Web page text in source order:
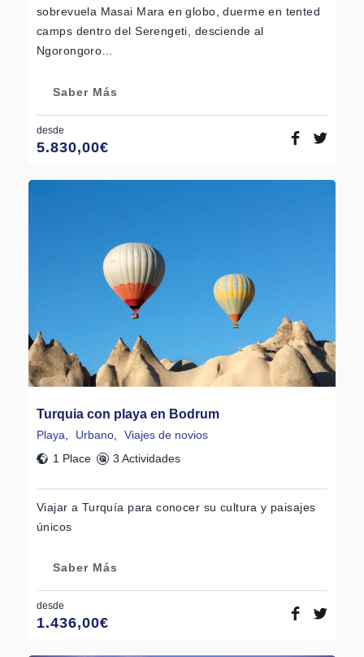
sobrevuela Masai Mara en globo, duerme en tented
camps dentro del Serengeti, desciende al
Ngorongoro…
Saber Más
desde
5.830,00€
Turquia con playa en Bodrum
Playa Urbano
Viajes de novios
1 Place
3 Actividades
Viajar a Turquía para conocer su cultura y paisajes
únicos
Saber Más
desde
1.436,00€